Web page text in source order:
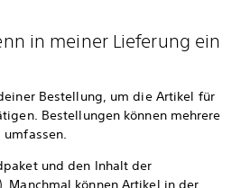
in meiner Lieferung ein
Bestellung, um die Artikel für
Bestellungen können mehrere
umfassen.
und den Inhalt der
Manchmal können Artikel in der